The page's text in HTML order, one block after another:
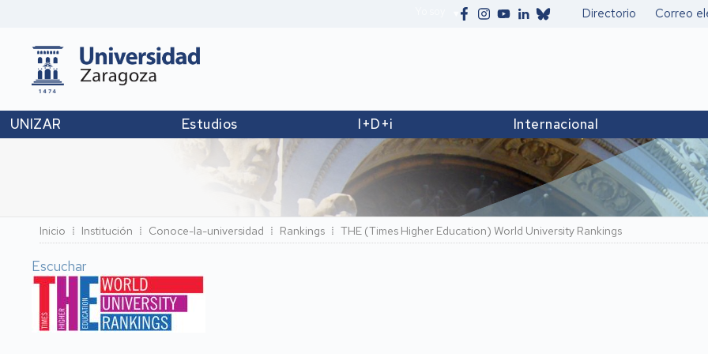
Secundario
Directorio Correo
UNIZAR Estudios I+D+i Internacional
Ruta
de
navegación
Inicio Institución Conoce-la-universidad Rankings THE (Times Higher Education) World University Rankings
Escuchar